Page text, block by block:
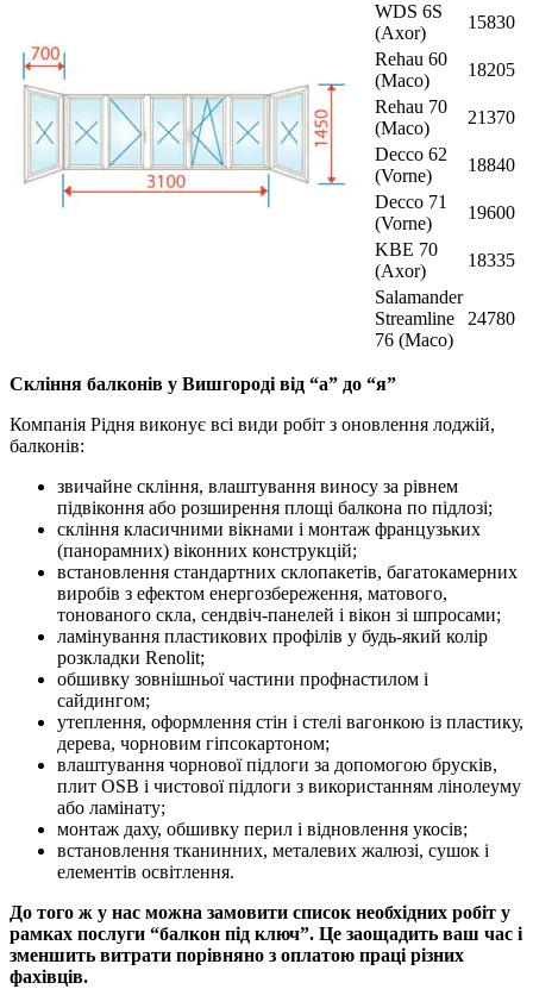
WDS 6S
(Axor)
15830
Rehau 60
(Maco)
18205
Rehau 70
(Maco)
21370
Decco 62
(Vorne)
18840
Decco 71
(Vorne)
19600
KBE 70
(Axor)
18335
Salamander
Streamline
76 (Maco)
24780
Скління балконів у Вишгороді від “а” до “я”
Компанія Рідня виконує всі види робіт з оновлення лоджій,
балконів:
звичайне скління, влаштування виносу за рівнем
підвіконня або розширення площі балкона по підлозі;
скління класичними вікнами і монтаж французьких
(панорамних) віконних конструкцій;
встановлення стандартних склопакетів, багатокамерних
виробів з ефектом енергозбереження, матового,
тонованого скла, сендвіч-панелей і вікон зі шпросами;
ламінування пластикових профілів у будь-який колір
розкладки Renolit;
обшивку зовнішньої частини профнастилом і
сайдингом;
утеплення, оформлення стін і стелі вагонкою із пластику,
дерева, чорновим гіпсокартоном;
влаштування чорнової підлоги за допомогою брусків,
плит OSB і чистової підлоги з використанням лінолеуму
або ламінату;
монтаж даху, обшивку перил і відновлення укосів;
встановлення тканинних, металевих жалюзі, сушок і
елементів освітлення.
До того ж у нас можна замовити список необхідних робіт у
рамках послуги “балкон під ключ”. Це заощадить ваш час і
зменшить витрати порівняно з оплатою праці різних
фахівців.